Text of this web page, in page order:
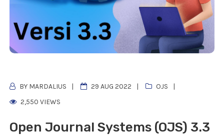
BY MARDALIUS 29 AUG 2022
OJS
2,550 VIEWS
Open Journal Systems (OJS) 3.3